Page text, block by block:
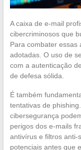
A caixa de e-mail
cibercriminosos que
Para combater essas
adotadas. O uso de
com a autenticação
de defesa sólida.
É também
tentativas de
cibersegurança
perigos dos e-mails
antivírus e filtros anti-
potenciais antes que